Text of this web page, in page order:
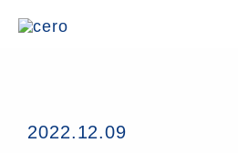
2022.12.09